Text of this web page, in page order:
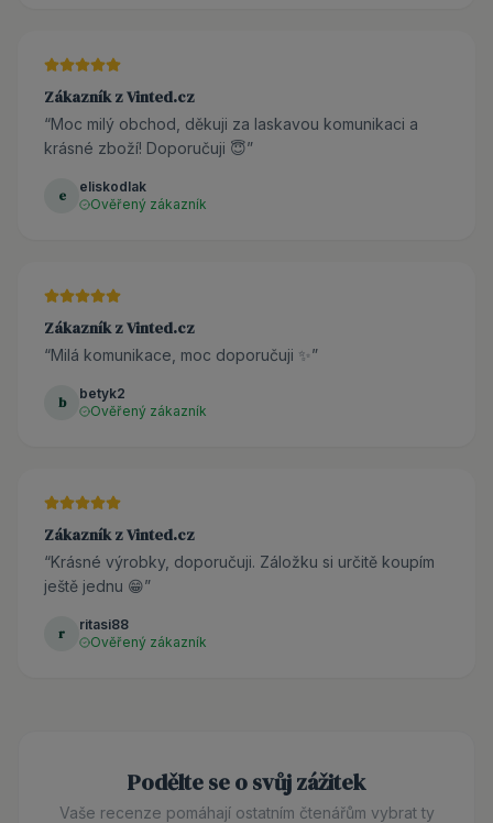
Zákazník z Vinted.cz
“Moc milý obchod, děkuji za laskavou komunikaci a
krásné zboží! Doporučuji 😇”
e
eliskodlak
Ověřený zákazník
Zákazník z Vinted.cz
“Milá komunikace, moc doporučuji ✨”
b
betyk2
Ověřený zákazník
Zákazník z Vinted.cz
“Krásné výrobky, doporučuji. Záložku si určitě koupím
ještě jednu 😁”
r
ritasi88
Ověřený zákazník
Podělte se o svůj zážitek
Vaše recenze pomáhají ostatním čtenářům vybrat ty